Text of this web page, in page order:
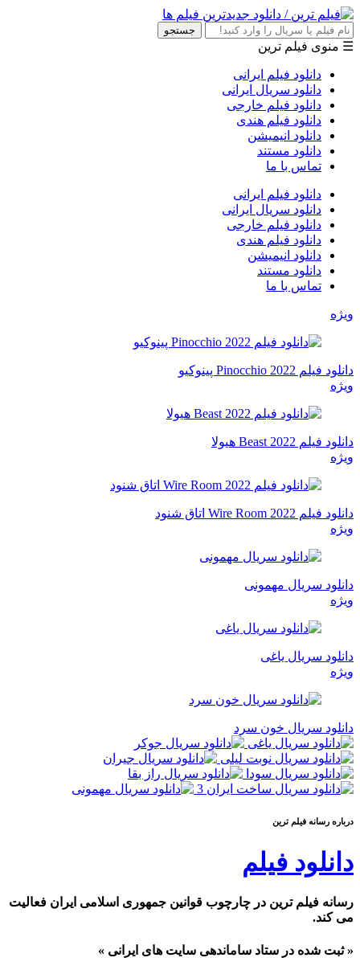
جستجو
☰ منوی فیلم ترین
دانلود فیلم ایرانی
دانلود سریال ایرانی
دانلود فیلم خارجی
دانلود فیلم هندی
دانلود انیمیشن
دانلود مستند
تماس با ما
دانلود فیلم ایرانی
دانلود سریال ایرانی
دانلود فیلم خارجی
دانلود فیلم هندی
دانلود انیمیشن
دانلود مستند
تماس با ما
ویژه
دانلود فیلم Pinocchio 2022 پینوکیو
ویژه
دانلود فیلم Beast 2022 هیولا
ویژه
دانلود فیلم Wire Room 2022 اتاق شنود
ویژه
دانلود سریال مهمونی
ویژه
دانلود سریال یاغی
ویژه
دانلود سریال خون سرد
درباره رسانه فيلم ترين
دانلود فیلم
رسانه فیلم ترین در چارچوب قوانین جمهوری اسلامی ایران فعالیت
می کند.
« ثبت شده در ستاد ساماندهی سایت های ایرانی »